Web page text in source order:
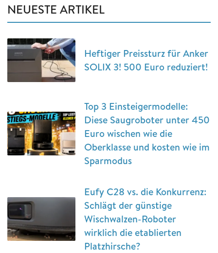
NEUESTE ARTIKEL
Heftiger Preissturz für Anker
SOLIX 3! 500 Euro reduziert!
Top 3 Einsteigermodelle:
Diese Saugroboter unter 450
Euro wischen wie die
Oberklasse und kosten wie im
Sparmodus
Eufy C28 vs. die Konkurrenz:
Schlägt der günstige
Wischwalzen-Roboter
wirklich die etablierten
Platzhirsche?